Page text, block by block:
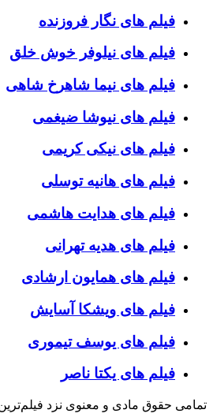
فیلم های نگار فروزنده
فیلم های نیلوفر خوش خلق
فیلم های نیما شاهرخ شاهی
فیلم های نیوشا ضیغمی
فیلم های نیکی کریمی
فیلم های هانیه توسلی
فیلم های هدایت هاشمی
فیلم های هدیه تهرانی
فیلم های همایون ارشادی
فیلم های ویشکا آسایش
فیلم های یوسف تیموری
فیلم های یکتا ناصر
تمامی حقوق مادی و معنوی نزد